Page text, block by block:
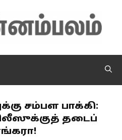
சம்பள பாக்கி:
தடைப்